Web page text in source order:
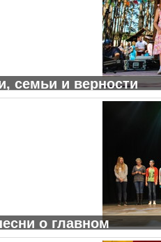
семьи и верности
о главном